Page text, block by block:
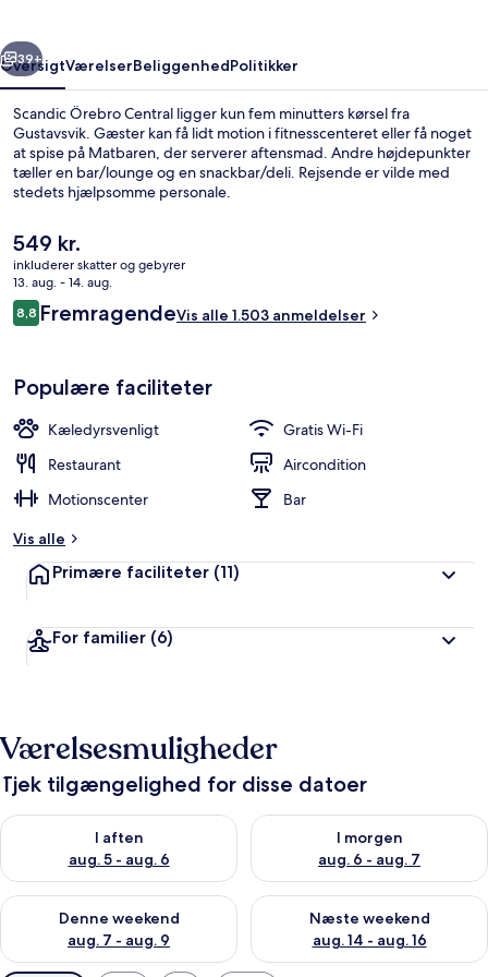
Næste
39+
OversigtVærelserBeliggenhedPolitikker
Scandic Örebro Central ligger kun fem minutters kørsel fra
Gustavsvik. Gæster kan få lidt motion i fitnesscenteret eller få noget
at spise på Matbaren, der serverer aftensmad. Andre højdepunkter
tæller en bar/lounge og en snackbar/deli. Rejsende er vilde med
stedets hjælpsomme personale.
Den
nuværende
pris
er
549 kr.
549 kr.
inkluderer skatter og gebyrer
13. aug. - 14. aug.
Anmeldelser
8,88,8 ud af 10.
FremragendeVis alle 1.503 anmeldelser
Populære faciliteter
Kæledyrsvenligt
Gratis Wi-Fi
Restaurant
Aircondition
Motionscenter
Bar
Vis alle
Primære faciliteter (11)
For familier (6)
Værelsesmuligheder
Tjek tilgængelighed for disse datoer
I aften
aug. 5 - aug. 6
Tjek tilgængelighed for i aften aug. 5 - aug. 6
I morgen
aug. 6 - aug. 7
Tjek tilgængelighed for i
Denne weekend
aug. 7 - aug. 9
Tjek tilgængelighed for denne weekend aug. 7 - aug. 9
Næste weekend
aug. 14 - aug. 16
Tjek tilgængelighed for næste